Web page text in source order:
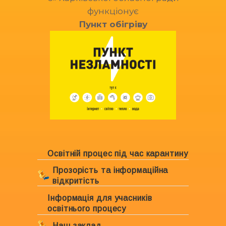
функціонує
Пункт обігріву
Освітній процес під час карантину
Прозорість та інформаційна
відкритість
Ліцензування закладу
Свідоцтво про право власності
Інформація для учасників
освітнього процесу